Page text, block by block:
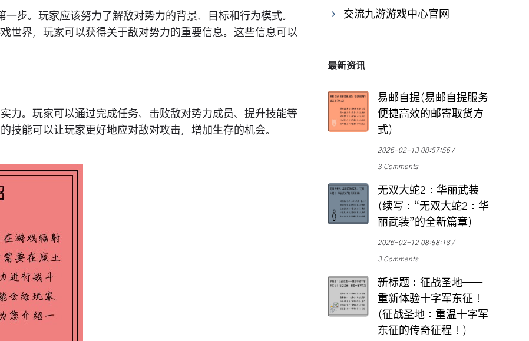
步。玩家应该努力了解敌对势力的背景、目标和行为模式。
世界，玩家可以获得关于敌对势力的重要信息。这些信息可以
力。玩家可以通过完成任务、击败敌对势力成员、提升技能等
技能可以让玩家更好地应对敌对攻击，增加生存的机会。
交流九游游戏中心官网
最新资讯
易邮自提(易邮自提服务
便捷高效的邮寄取货方
式)
2026-02-13 08:57:56
3 Comments
无双大蛇2：华丽武装
(续写：“无双大蛇2：华
丽武装”的全新篇章)
2026-02-12 08:58:18
3 Comments
新标题：征战圣地——
重新体验十字军东征！
(征战圣地：重温十字军
东征的传奇征程！)